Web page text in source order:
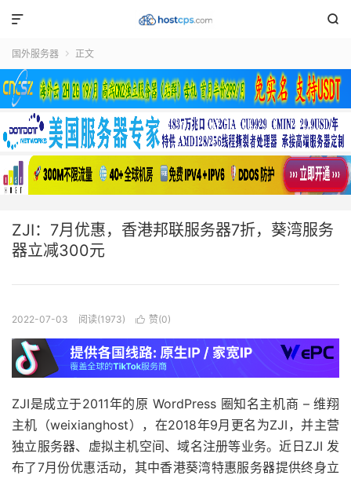


国外服务器  正文
ZJI：7月优惠，香港邦联服务器7折，葵湾服务
器立减300元
2022-07-03 阅读(1973)  赞(0)
ZJI是成立于2011年的原 WordPress 圈知名主机商 – 维翔
主机（weixianghost），在2018年9月更名为ZJI，并主营
独立服务器、虚拟主机空间、域名注册等业务。近日ZJI 发
布了7月份优惠活动，其中香港葵湾特惠服务器提供终身立